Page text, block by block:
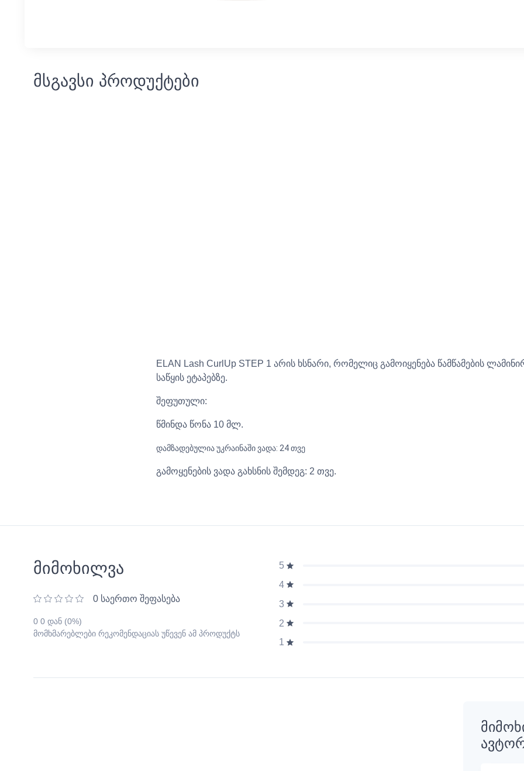
მსგავსი პროდუქტები
ELAN Lash CurlUp STEP 1 არის ხსნარი, რომელიც გამოიყენება წამწამების
საწყის ეტაპებზე.
შეფუთული:
წმინდა წონა 10 მლ.
დამზადებულია უკრაინაში ვადა: 24 თვე
გამოყენების ვადა გახსნის შემდეგ: 2 თვე.
მიმოხილვა
0 საერთო შეფასება
0 0 დან (0%)
მომხმარებლები რეკომენდაციას უწევენ ამ პროდუქტს
5
4
3
2
1